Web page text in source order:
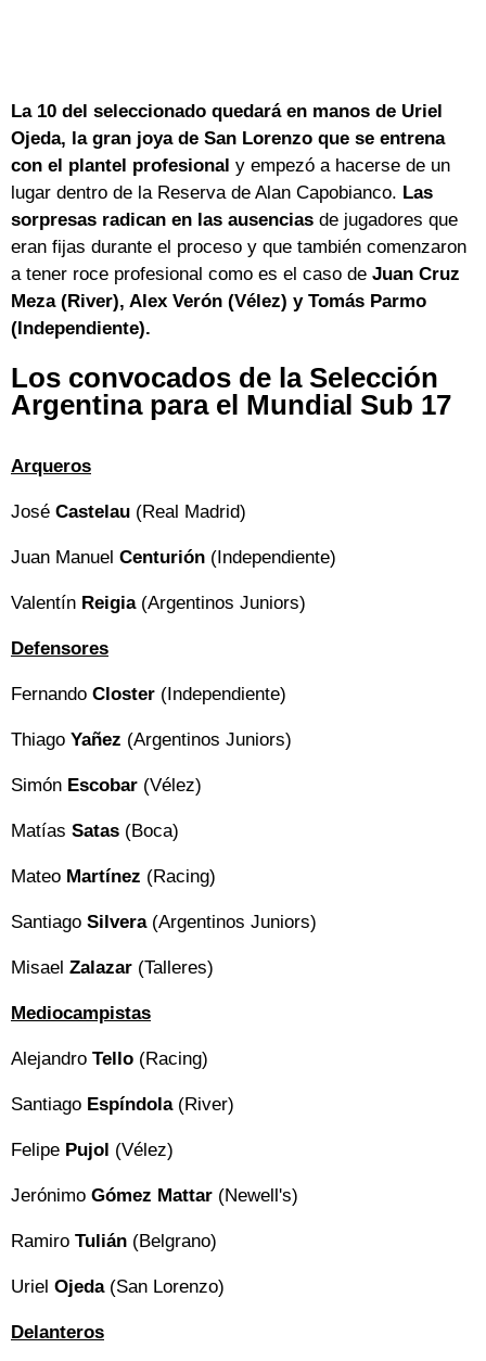
La 10 del seleccionado quedará en manos de Uriel
Ojeda, la gran joya de San Lorenzo que se entrena
con el plantel profesional y empezó a hacerse de un
lugar dentro de la Reserva de Alan Capobianco. Las
sorpresas radican en las ausencias de jugadores que
eran fijas durante el proceso y que también comenzaron
a tener roce profesional como es el caso de Juan Cruz
Meza (River), Alex Verón (Vélez) y Tomás Parmo
(Independiente).
Los convocados de la Selección
Argentina para el Mundial Sub 17
Arqueros
José Castelau (Real Madrid)
Juan Manuel Centurión (Independiente)
Valentín Reigia (Argentinos Juniors)
Defensores
Fernando Closter (Independiente)
Thiago Yañez (Argentinos Juniors)
Simón Escobar (Vélez)
Matías Satas (Boca)
Mateo Martínez (Racing)
Santiago Silvera (Argentinos Juniors)
Misael Zalazar (Talleres)
Mediocampistas
Alejandro Tello (Racing)
Santiago Espíndola(River)
Felipe Pujol (Vélez)
Jerónimo Gómez Mattar (Newell's)
Ramiro Tulián (Belgrano)
Uriel Ojeda (San Lorenzo)
Delanteros